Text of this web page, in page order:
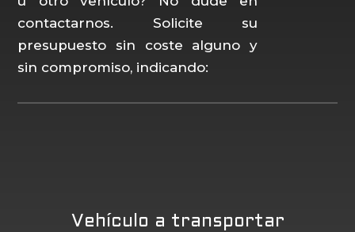
contactarnos. Solicite su
presupuesto sin coste alguno y
sin compromiso, indicando:
Vehículo a transportar